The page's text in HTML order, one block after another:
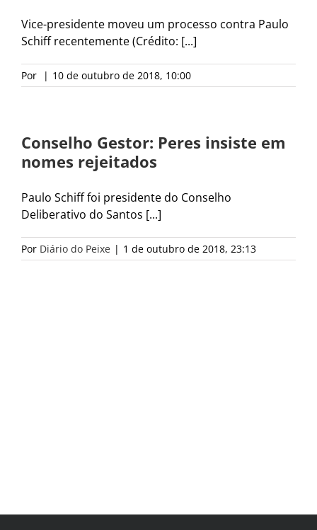
Vice-presidente moveu um processo contra Paulo
Schiff recentemente (Crédito: [...]
Por | 10 de outubro de 2018, 10:00
Conselho Gestor: Peres insiste em
nomes rejeitados
Paulo Schiff foi presidente do Conselho
Deliberativo do Santos [...]
Por Diário do Peixe | 1 de outubro de 2018, 23:13